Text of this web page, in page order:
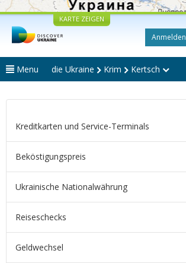
KARTE ZEIGEN
Anmelden
Menu die Ukraine Krim Kertsch
Kreditkarten und Service-Terminals
Beköstigungspreis
Ukrainische Nationalwährung
Reiseschecks
Geldwechsel